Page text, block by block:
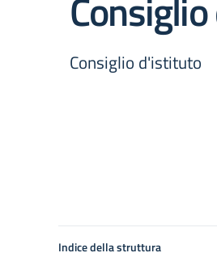
Consiglio d'istituto
Indice della struttura